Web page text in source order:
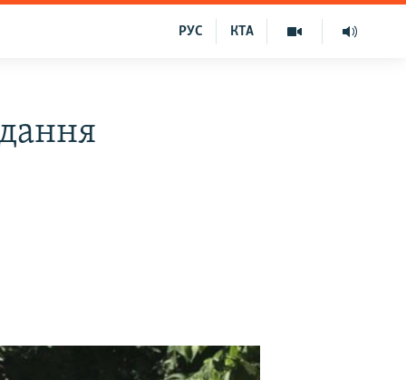
КТА
РУС